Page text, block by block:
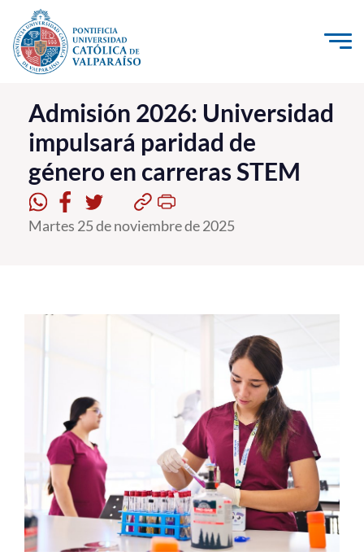
Click acá para ir directamente al contenido
La Universidad
Investigación, Creación e Innovación
PUCV Internacional
Vinculación con el Medio
Estudiantes
Académicos
Funcionarios
Alumni
Admisión 2026: Universidad
impulsará paridad de
género en carreras STEM
Martes 25 de noviembre de 2025